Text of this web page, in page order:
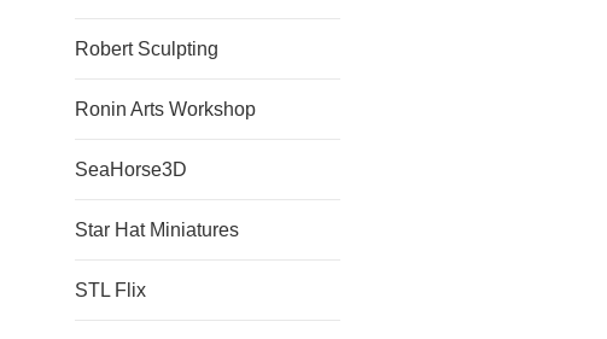
Robert Sculpting
Ronin Arts Workshop
SeaHorse3D
Star Hat Miniatures
STL Flix